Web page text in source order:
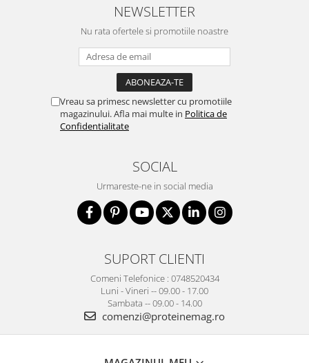
NEWSLETTER
Nu rata ofertele si promotiile noastre
Vreau sa primesc newsletter cu promotiile
magazinului. Afla mai multe in Politica de
Confidentialitate
SOCIAL
Urmareste-ne in social media
SUPORT CLIENTI
Comeni Telefonice : 0748520434
Luni - Vineri -- 09.00 - 17.00
Sambata -- 09.00 - 14.00
comenzi@proteinemag.ro